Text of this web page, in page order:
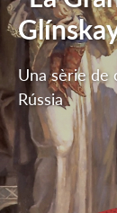
Una sèrie de
Rússia